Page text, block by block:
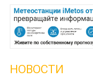
НОВОСТИ